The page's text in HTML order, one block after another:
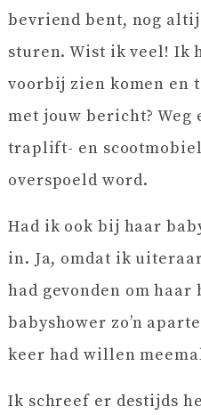
bevriend bent, nog
sturen. Wist ik veel! Ik
voorbij zien komen en
met jouw bericht? Weg
traplift- en
overspoeld word.
Had ik ook bij haar
in. Ja, omdat ik
had gevonden om
babyshower zo’n
keer had willen
Ik schreef er destijds